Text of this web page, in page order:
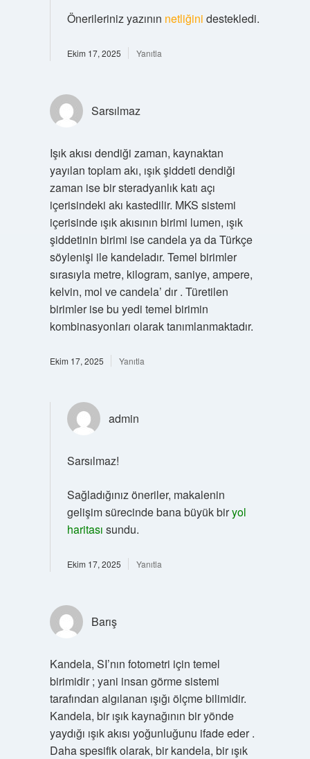
Önerileriniz yazının netliğini destekledi.
Ekim 17, 2025 Yanıtla
Sarsılmaz
Işık akısı dendiği zaman, kaynaktan
yayılan toplam akı, ışık şiddeti dendiği
zaman ise bir steradyanlık katı açı
içerisindeki akı kastedilir. MKS sistemi
içerisinde ışık akısının birimi lumen, ışık
şiddetinin birimi ise candela ya da Türkçe
söylenişi ile kandeladır. Temel birimler
sırasıyla metre, kilogram, saniye, ampere,
kelvin, mol ve candela’ dır . Türetilen
birimler ise bu yedi temel birimin
kombinasyonları olarak tanımlanmaktadır.
Ekim 17, 2025 Yanıtla
admin
Sarsılmaz!
Sağladığınız öneriler, makalenin
gelişim sürecinde bana büyük biryol
haritası sundu.
Ekim 17, 2025 Yanıtla
Barış
Kandela, SI’nın fotometri için temel
birimidir ; yani insan görme sistemi
tarafından algılanan ışığı ölçme bilimidir.
Kandela, bir ışık kaynağının bir yönde
yaydığı ışık akısı yoğunluğunu ifade eder .
Daha spesifik olarak, bir kandela, bir ışık